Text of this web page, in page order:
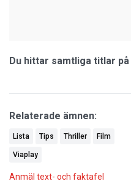
Du hittar samtliga titlar på
Relaterade ämnen:
Lista Tips Thriller Film
Viaplay
Anmäl text- och faktafel